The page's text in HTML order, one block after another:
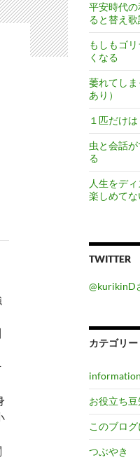
平安時代
ると替え
もしもゴ
くなる
萎れてし
あり）
１匹だけ
虫と会話
る
人生をデ
楽しめて
TWITTER
@kurikinD
カテゴリー
information
お役立ち
このブロ
つぶやき